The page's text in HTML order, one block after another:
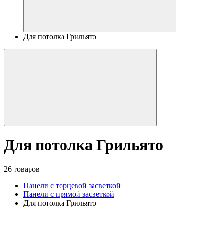
Для потолка Грильято
Для потолка Грильято
26 товаров
Панели с торцевой засветкой
Панели с прямой засветкой
Для потолка Грильято